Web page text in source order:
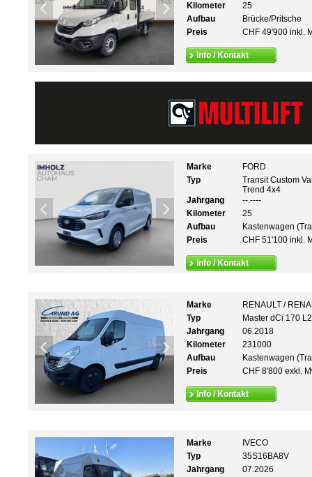
Kilometer
25
Aufbau
Brücke/Pritsche
Preis
CHF 49'900 inkl.
Info / Kontakt
Marke
FORD
Typ
Transit Custom
Trend 4x4
Jahrgang
--.----
Kilometer
25
Aufbau
Kastenwagen
Preis
CHF 51'100 inkl.
Info / Kontakt
Marke
RENAULT /
Typ
Master dCi 170
Jahrgang
06.2018
Kilometer
231000
Aufbau
Kastenwagen
Preis
CHF 8'800 exkl.
Info / Kontakt
Marke
IVECO
Typ
35S16BA8V
Jahrgang
07.2026